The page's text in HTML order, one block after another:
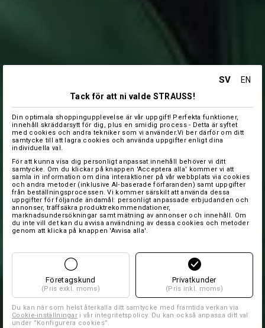
SV
EN
Tack för att ni valde STRAUSS!
Din optimala shoppingupplevelse är vår uppgift! Perfekta funktioner,
innehåll skräddarsytt för dig, plus en smidig process - Detta är syftet
med cookies och andra tekniker som vi använder.Vi ber därför om ditt
samtycke till att lagra cookies och använda uppgifter enligt dina
individuella val.
För att kunna visa dig personligt anpassat innehåll behöver vi ditt
samtycke. Om du klickar på knappen 'Acceptera alla' kommer vi att
samla in information om dina interaktioner på vår webbplats via cookies
och andra metoder (inklusive AI‑baserade förfaranden) samt uppgifter
från beställningsprocessen. Vi kommer särskilt att använda dessa
uppgifter för följande ändamål: personligt anpassade erbjudanden och
annonser, träffsäkra produktrekommendationer,
marknadsundersökningar samt mätning av annonser och innehåll. Om
du inte vill det kan du avvisa användning av dessa cookies och metoder
genom att klicka på knappen 'Avvisa alla'.
Företagskund
(Pris exkl. moms)
Privatkunder
(Pris inkl. moms)
Du kan när som helst återkalla ditt samtycke med framtida verkan via
Cookie-inställningar i vår integritetspolicy. Du kan också anpassa ditt val
under ”Konfigurera cookies”.